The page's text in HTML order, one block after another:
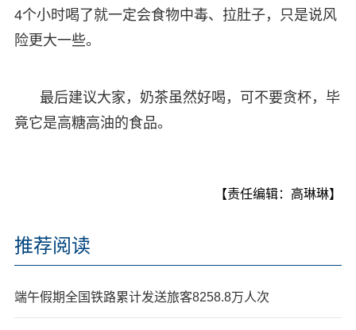
4个小时喝了就一定会食物中毒、拉肚子，只是说风
险更大一些。
最后建议大家，奶茶虽然好喝，可不要贪杯，毕
竟它是高糖高油的食品。
【责任编辑：高琳琳】
推荐阅读
端午假期全国铁路累计发送旅客8258.8万人次